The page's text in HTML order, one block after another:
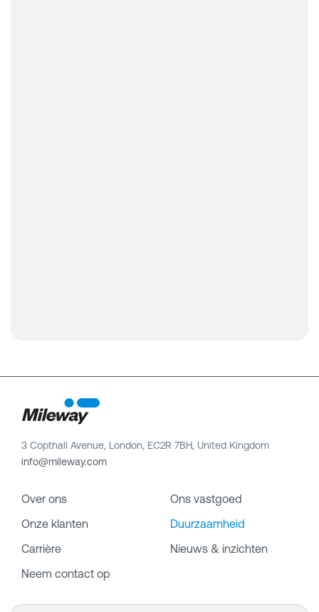
3 Copthall Avenue, London, EC2R 7BH, United Kingdom
info@mileway.com
Over ons
Ons vastgoed
Onze klanten
Duurzaamheid
Carrière
Nieuws & inzichten
Neem contact op